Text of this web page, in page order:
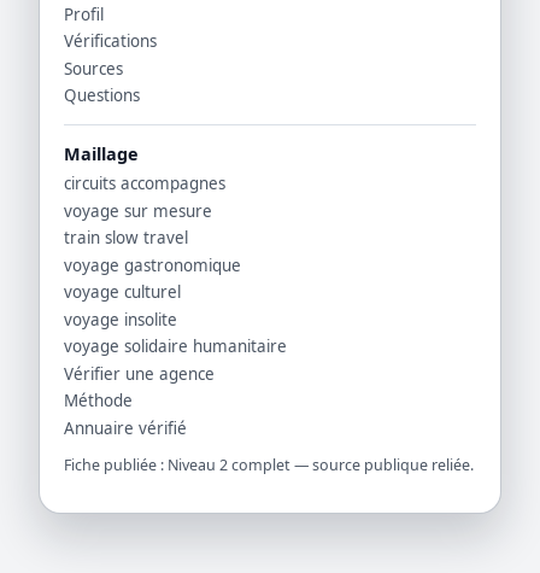
Profil
Vérifications
Sources
Questions
Maillage
circuits accompagnes
voyage sur mesure
train slow travel
voyage gastronomique
voyage culturel
voyage insolite
voyage solidaire humanitaire
Vérifier une agence
Méthode
Annuaire vérifié
Fiche publiée : Niveau 2 complet — source publique reliée.